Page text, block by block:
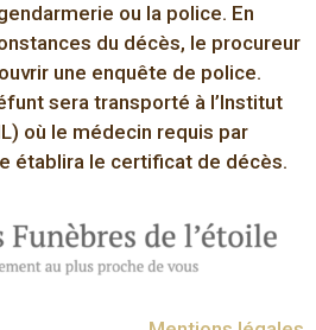
ou la police. En
du décès, le procureur
une enquête de police.
sera transporté à l’Institut
où le médecin requis par
établira le certificat de décès.